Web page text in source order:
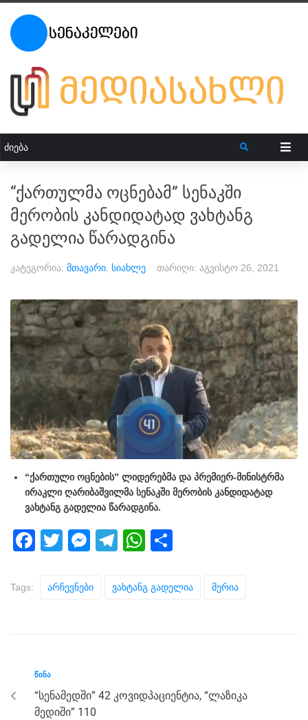
“ქართულმა ოცნებამ” სენაკში
მერობის კანდიდატად ვახტანგ
გადელია წარადგინა
კატეგორია: მთავარი სიახლე თარიღი: აგვისტო 26, 2021
“ქართული ოცნების” ლიდერებმა და პრემიერ-მინისტრმა
ირაკლი ღარიბაშვილმა სენაკში მერობის კანდიდატად
ვახტანგ გადელია წარადგინა.
F
o
k
T
tt
M
ss
T
e
W
at ar
Tags: Არჩევნები Ვახტანგ Გადელია Მერია
ᲬᲘᲜᲐ
“სენამედში” 42 კოვიდპაციენტია, “ლაზიკა
მედიში” 110